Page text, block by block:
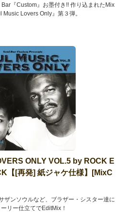
『Custom』お墨付き!! 作り込まれたMix
Lovers Only』第３弾。
ONLY VOL.5 by ROCK E
【[再発] 紙ジャケ仕様】[MixC
ザンソウルなど、ブラザー・シスター達に
リー仕立てでEditMix！